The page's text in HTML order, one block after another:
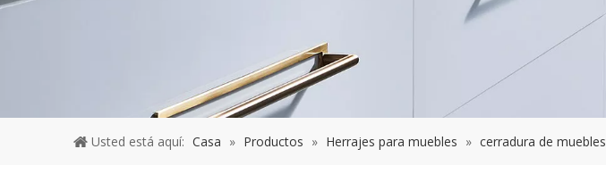
Usted está aquí: Casa » Productos » Herrajes para muebles » cerradura de muebles